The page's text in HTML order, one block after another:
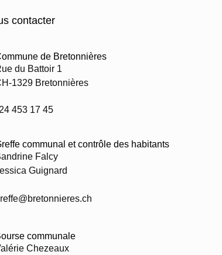
contacter
de Bretonnières
du Battoir 1
1329 Bretonnières
453 17 45
communal et contrôle des habitants
Falcy
Guignard
communale
Chezeaux